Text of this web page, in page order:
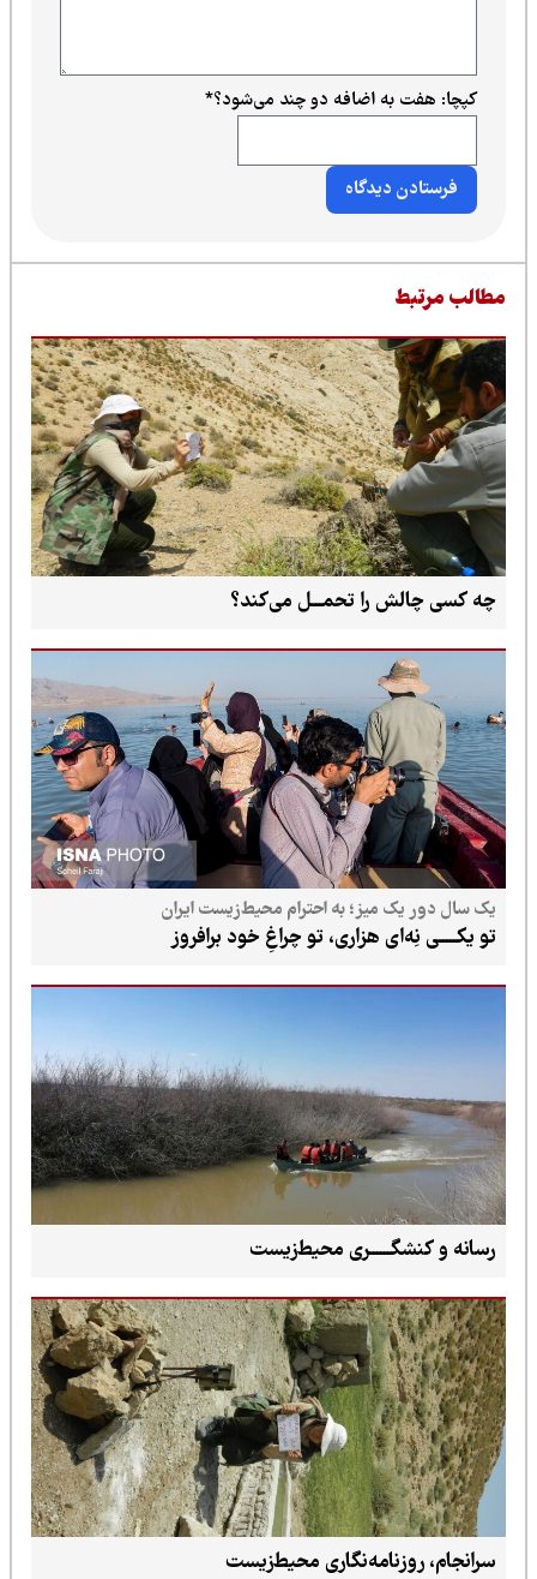
کپچا: هفت به اضافه دو چند می‌شود؟*
مرتبط
چه کسی چالش را تحمـــل می‌کند؟
یک سال دور یک میز؛ به احترام محیط‌زیست ایران
تو یکـــــی نِه‌ای هزاری، تو چراغِ خود برافروز
رسانه و کنشگــــــری محیط‌زیست
سرانجام، روزنامه‌نگاری محیط‌زیست